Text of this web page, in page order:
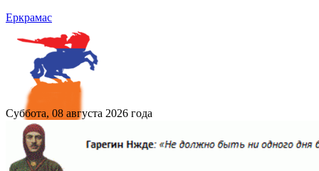
Еркрамас
Суббота, 08 августа 2026 года